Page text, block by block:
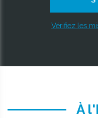
Vérifiez les
À